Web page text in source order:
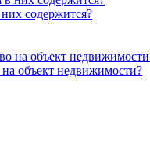
содержится?
на объект недвижимости?